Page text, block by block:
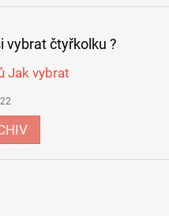
vybrat čtyřkolku ?
Jak vybrat